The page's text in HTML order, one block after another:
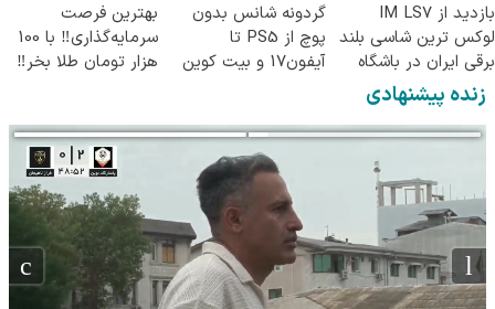
بازدید از IM LS7
لوکس ترین شاسی بلند
برقی ایران در باشگاه
انقلاب
گردونه شانس بدون
پوچ از PS5 تا
آیفون17 و بیت کوین
بهترین فرصت
سرمایه‌گذاری‼️ با 100
هزار تومان طلا بخر‼️
زنده پیشنهادی